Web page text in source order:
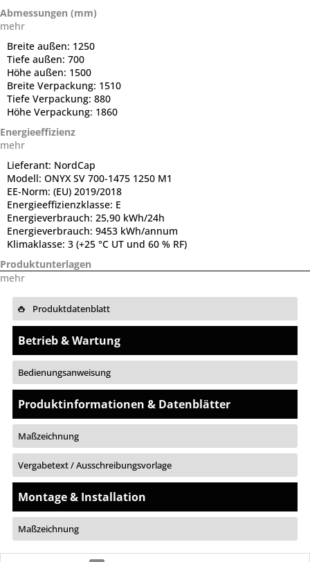
Abmessungen (mm)
mehr
Breite außen: 1250
Tiefe außen: 700
Höhe außen: 1500
Breite Verpackung: 1510
Tiefe Verpackung: 880
Höhe Verpackung: 1860
Energieeffizienz
mehr
Lieferant: NordCap
Modell: ONYX SV 700-1475 1250 M1
EE-Norm: (EU) 2019/2018
Energieeffizienzklasse: E
Energieverbrauch: 25,90 kWh/24h
Energieverbrauch: 9453 kWh/annum
Klimaklasse: 3 (+25 °C UT und 60 % RF)
Produktunterlagen
mehr
Produktdatenblatt
Betrieb & Wartung
Bedienungsanweisung
Produktinformationen & Datenblätter
Maßzeichnung
Vergabetext / Ausschreibungsvorlage
Montage & Installation
Maßzeichnung